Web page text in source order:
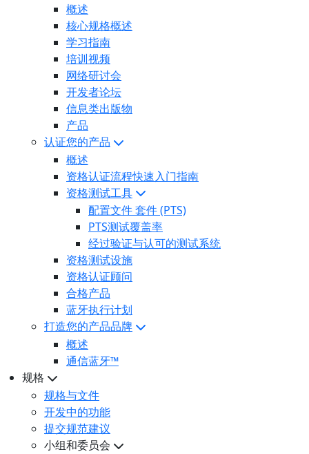
概述
核心规格概述
学习指南
培训视频
网络研讨会
开发者论坛
信息类出版物
产品
认证您的产品
概述
资格认证流程快速入门指南
资格测试工具
配置文件 套件 (PTS)
PTS测试覆盖率
经过验证与认可的测试系统
资格测试设施
资格认证顾问
合格产品
蓝牙执行计划
打造您的产品品牌
概述
通信蓝牙™
规格
规格与文件
开发中的功能
提交规范建议
小组和委员会